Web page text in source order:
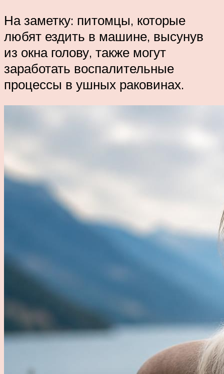
На заметку: питомцы, которые
любят ездить в машине, высунув
из окна голову, также могут
заработать воспалительные
процессы в ушных раковинах.